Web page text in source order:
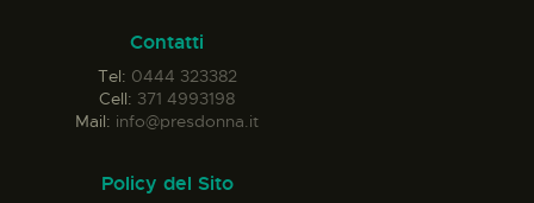
Contatti
Tel: 0444 323382
Cell: 371 4993198
Mail: info@presdonna.it
Policy del Sito